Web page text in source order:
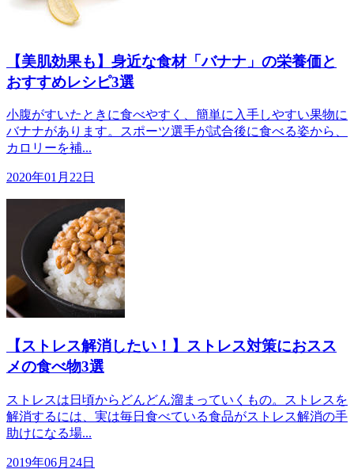
【美肌効果も】身近な食材「バナナ」の栄養価と
おすすめレシピ3選
小腹がすいたときに食べやすく、簡単に入手しやすい果物に
バナナがあります。スポーツ選手が試合後に食べる姿から、
カロリーを補...
2020年01月22日
【ストレス解消したい！】ストレス対策におスス
メの食べ物3選
ストレスは日頃からどんどん溜まっていくもの。ストレスを
解消するには、実は毎日食べている食品がストレス解消の手
助けになる場...
2019年06月24日